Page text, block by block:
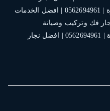
فني تركيب غرف نوم بالمدينة المنورة | 0562694961 | افضل نجار